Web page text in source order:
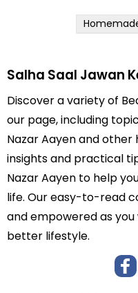
Salha Saal Jawan
Discover a variety of
our page, including
Nazar Aayen and other
insights and practical
Nazar Aayen to help
life. Our easy-to-read
and empowered as
better lifestyle.